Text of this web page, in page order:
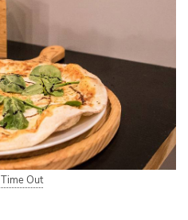
Time Out